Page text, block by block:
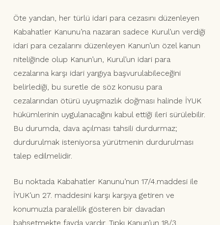
Öte yandan, her türlü idari para cezasını düzenleyen
Kabahatler Kanunu’na nazaran sadece Kurul’un verdiği
idari para cezalarını düzenleyen Kanun’un özel kanun
niteliğinde olup Kanun’un, Kurul’un idari para
cezalarına karşı idari yargıya başvurulabileceğini
belirlediği, bu suretle de söz konusu para
cezalarından ötürü uyuşmazlık doğması halinde İYUK
hükümlerinin uygulanacağını kabul ettiği ileri sürülebilir.
Bu durumda, dava açılması tahsili durdurmaz;
durdurulmak isteniyorsa yürütmenin durdurulması
talep edilmelidir.
Bu noktada Kabahatler Kanunu’nun 17/4.maddesi ile
İYUK’un 27. maddesini karşı karşıya getiren ve
konumuzla paralellik gösteren bir davadan
bahsetmekte fayda vardır. Tıpkı Kanun’un 18/3.